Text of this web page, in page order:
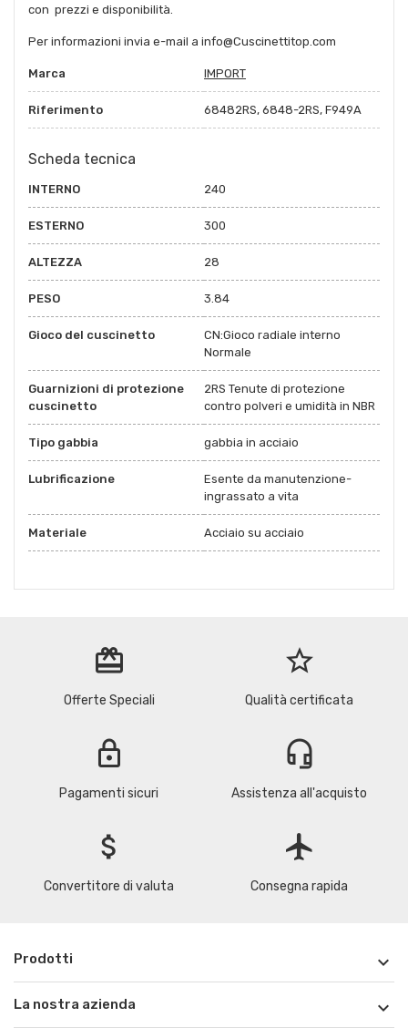
con prezzi e disponibilità.
Per informazioni invia e-mail a info@Cuscinettitop.com
Marca IMPORT
Riferimento 68482RS, 6848-2RS, F949A
Scheda tecnica
INTERNO 240
ESTERNO 300
ALTEZZA 28
PESO 3.84
Gioco del cuscinetto
CN:Gioco radiale interno
Normale
Guarnizioni di protezione
cuscinetto
2RS Tenute di protezione
contro polveri e umidità in NBR
Tipo gabbia gabbia in acciaio
Lubrificazione
Esente da manutenzione-
ingrassato a vita
Materiale Acciaio su acciaio
redeem
Offerte Speciali
star_border
Qualità certificata
lock
Pagamenti sicuri
headset_mic
Assistenza all'acquisto
attach_money
Convertitore di valuta
flight
Consegna rapida
Prodotti 
La nostra azienda 